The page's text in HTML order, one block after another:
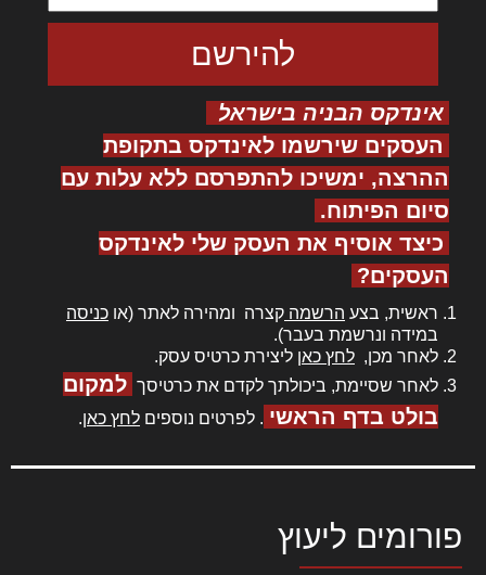
אינדקס הבניה בישראל
העסקים שירשמו לאינדקס בתקופת
ההרצה, ימשיכו להתפרסם ללא עלות עם
סיום הפיתוח.
כיצד אוסיף את העסק שלי לאינדקס
העסקים?
ראשית, בצע הרשמה קצרה ומהירה לאתר (או כניסה
במידה ונרשמת בעבר).
לאחר מכן, לחץ כאן ליצירת כרטיס עסק.
לאחר שסיימת, ביכולתך לקדם את כרטיסך למקום
בולט בדף הראשי . לפרטים נוספים לחץ כאן.
פורומים ליעוץ